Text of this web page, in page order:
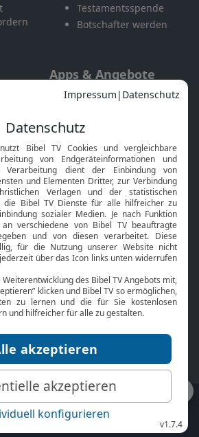
Testamentsspende
Botschafter werden
Apps & Angebote
Mobile App
Smart TV
HbbTV
Bibelthek Online-Bibel
Nächster Gottesdienst
Service
Kontakt
TV-Empfang
Impressum
Datenschutz
Fakten Bibel TV App